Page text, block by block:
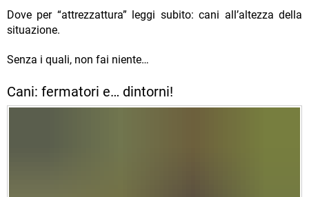
Dove per “attrezzattura” leggi subito: cani all’altezza della
situazione.
Senza i quali, non fai niente…
Cani: fermatori e… dintorni!